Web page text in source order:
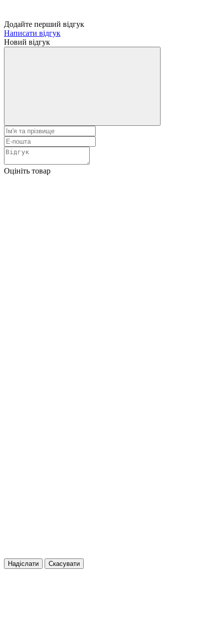
Додайте перший відгук
Написати відгук
Новий відгук
Оцініть товар
Надіслати Скасувати